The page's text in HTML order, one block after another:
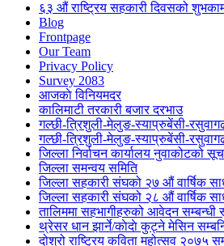
६३ औं राष्ट्रिय सहकारी दिवसको
Blog
Frontpage
Our Team
Privacy Policy
Survey 2083
आजकाे विनियमदर
कालिमाटी तरकारी बजार दरभाउ
गल्छी-त्रिशुली-मेलुङ-स्याप्रुबेंसी-
गल्छी-त्रिशुली-मेलुङ-स्याप्रुबेंसी-
जिल्ला निर्वाचन कार्यालय नुवाकोटको
जिल्ला समन्वय समिति
जिल्ला सहकारी संघको २७ औं वार्षिक
जिल्ला सहकारी संघको २८ औं वार्षिक
तालिममा सहभागीहरुको आवेदन सम्बन्धी
थ्रेसर धान झार्ने/काेदाे कुट्ने मेसिन
दोश्रो राष्ट्रिय कविता महोत्सव २०७५